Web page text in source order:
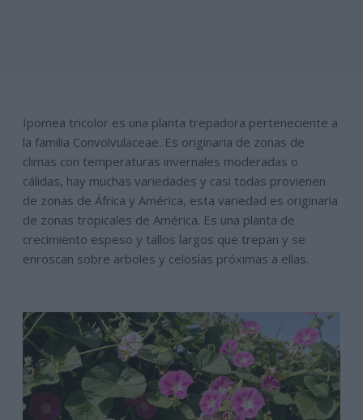
Ipomea tricolor es una planta trepadora perteneciente a
la familia Convolvulaceae. Es originaria de zonas de
climas con temperaturas invernales moderadas o
cálidas, hay muchas variedades y casi todas provienen
de zonas de África y América, esta variedad es originaria
de zonas tropicales de América. Es una planta de
crecimiento espeso y tallos largos que trepan y se
enroscan sobre arboles y celosías próximas a ellas.